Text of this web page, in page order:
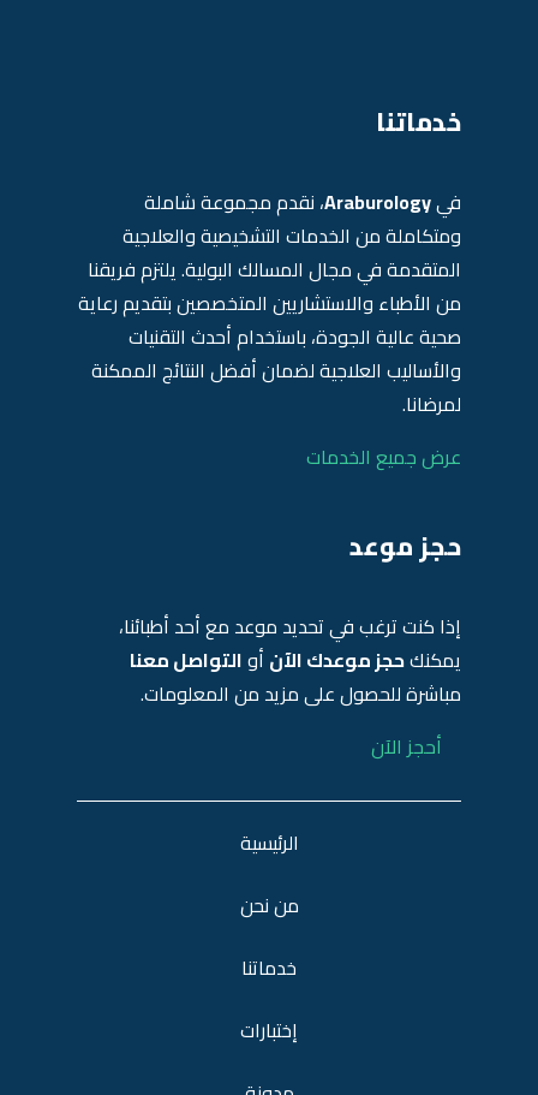
خدماتنا
فيAraburology، نقدم مجموعة شاملة
ومتكاملة من الخدمات التشخيصية والعلاجية
المتقدمة في مجال المسالك البولية. يلتزم فريقنا
من الأطباء والاستشاريين المتخصصين بتقديم رعاية
صحية عالية الجودة، باستخدام أحدث التقنيات
والأساليب العلاجية لضمان أفضل النتائج الممكنة
لمرضانا.
عرض جميع الخدمات
حجز موعد
إذا كنت ترغب في تحديد موعد مع أحد أطبائنا،
يمكنكحجز موعدك الآن أوالتواصل معنا
مباشرة للحصول على مزيد من المعلومات.
أحجز الآن
الرئيسية
من نحن
خدماتنا
إختبارات